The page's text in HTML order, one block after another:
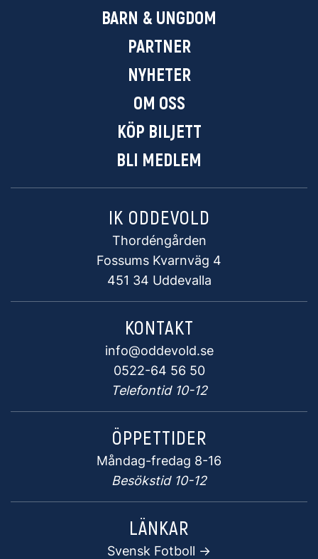
BARN & UNGDOM
PARTNER
NYHETER
OM OSS
KÖP BILJETT
BLI MEDLEM
IK ODDEVOLD
Thordéngården
Fossums Kvarnväg 4
451 34 Uddevalla
KONTAKT
info@oddevold.se
0522-64 56 50
Telefontid 10-12
ÖPPETTIDER
Måndag-fredag 8-16
Besökstid 10-12
LÄNKAR
Svensk Fotboll ->